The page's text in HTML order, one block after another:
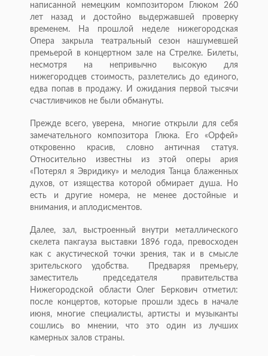
написанной немецким композитором Глюком 260
лет назад и достойно выдержавшей проверку
временем. На прошлой неделе нижегородская
Опера закрыла театральный сезон нашумевшей
премьерой в концертном зале на Стрелке. Билеты,
несмотря на непривычно высокую для
нижегородцев стоимость, разлетелись до единого,
едва попав в продажу. И ожидания первой тысячи
счастливчиков не были обмануты.
Прежде всего, уверена, многие открыли для себя
замечательного композитора Глюка. Его «Орфей»
откровенно красив, словно античная статуя.
Относительно известны из этой оперы ария
«Потерял я Эвридику» и мелодия Танца блаженных
духов, от изящества которой обмирает душа. Но
есть и другие номера, не менее достойные и
внимания, и аплодисментов.
Далее, зал, выстроенный внутри металлического
скелета пакгауза выставки 1896 года, превосходен
как с акустической точки зрения, так и в смысле
зрительского удобства. Предваряя премьеру,
заместитель председателя правительства
Нижегородской области Олег Беркович отметил:
после концертов, которые прошли здесь в начале
июня, многие специалисты, артисты и музыканты
сошлись во мнении, что это один из лучших
камерных залов страны.